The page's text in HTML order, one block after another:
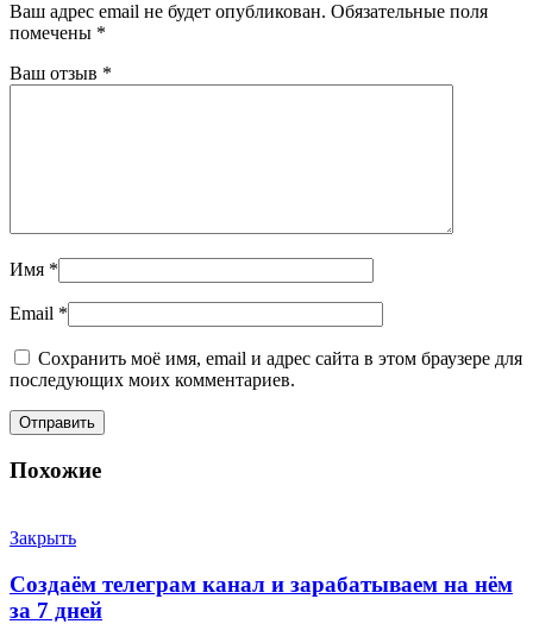
Ваш адрес email не будет опубликован. Обязательные поля
помечены *
Ваш отзыв *
Имя *
Email *
Сохранить моё имя, email и адрес сайта в этом браузере для
последующих моих комментариев.
Похожие
Закрыть
Создаём телеграм канал и зарабатываем на нём
за 7 дней